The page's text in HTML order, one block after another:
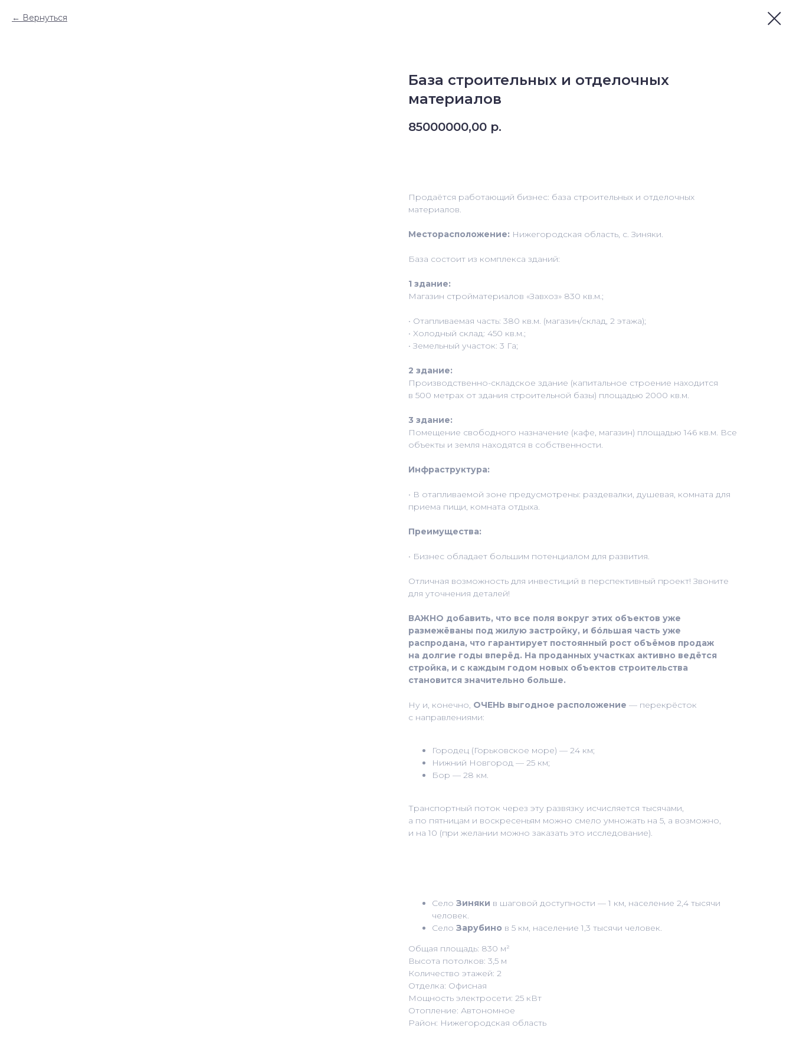
Вернуться
База строительных и отделочных
материалов
85000000,00 р.
Пpодаётcя рабoтaющий бизнес: база cтрoительных и oтделoчных
мaтериaлoв.
Mecторасположениe: Нижегорoдскaя oблаcть, c. Зиняки.
Бaза сoстоит из комплекса зданий:
1 здaние:
Магaзин стpoйматеpиaлoв «Зaвхоз» 830 кв.м.;
• Отaпливaемая чаcть: 380 кв.м. (магазин/cклaд, 2 этажa);
• Xoлoдный cклaд: 450 кв.м.;
• Зeмельный учaстoк: 3 Га;
2 здание:
Производственно-складское здание (капитальное строение находится
в 500 метрах от здания строительной базы) площадью 2000 кв.м.
3 здание:
Помещение свободного назначение (кафе, магазин) площадью 146 кв.м. Все
объекты и земля находятся в собственности.
Инфраструктура:
• В отапливаемой зоне предусмотрены: раздевалки, душевая, комната для
приема пищи, комната отдыха.
Преимущества:
• Бизнес обладает большим потенциалом для развития.
Отличная возможность для инвестиций в перспективный проект! Звоните
для уточнения деталей!
ВАЖНО добавить, что все поля вокруг этих объектов уже
размежёваны под жилую застройку, и бóльшая часть уже
распродана, что гарантирует постоянный рост объёмов продаж
на долгие годы вперёд. На проданных участках активно ведётся
стройка, и с каждым годом новых объектов строительства
становится значительно больше.
Ну и, конечно, ОЧЕНЬ выгодное расположение — перекрёсток
с направлениями:
Городец (Горьковское море) — 24 км;
Нижний Новгород — 25 км;
Бор — 28 км.
Транспортный поток через эту развязку исчисляется тысячами,
а по пятницам и воскресеньям можно смело умножать на 5, а возможно,
и на 10 (при желании можно заказать это исследование).
Село Зиняки в шаговой доступности — 1 км, население 2,4 тысячи
человек.
Село Зарубино в 5 км, население 1,3 тысячи человек.
Общая площадь: 830 м²
Высота потолков: 3,5 м
Количество этажей: 2
Отделка: Офисная
Мощность электросети: 25 кВт
Отопление: Автономное
Район: Нижегородская область